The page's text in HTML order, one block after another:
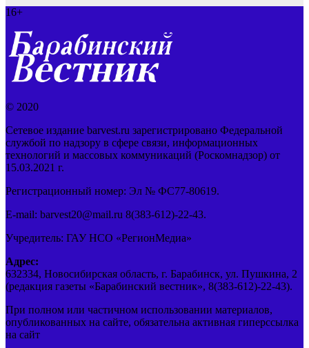
16+
© 2020
Сетевое издание barvest.ru зарегистрировано Федеральной
службой по надзору в сфере связи, информационных
технологий и массовых коммуникаций (Роскомнадзор) от
15.03.2021 г.
Регистрационный номер: Эл № ФС77-80619.
E-mail: barvest20@mail.ru 8(383-612)-22-43.
Учредитель: ГАУ НСО «РегионМедиа»
Адрес:
632334, Новосибирская область, г. Барабинск, ул. Пушкина, 2
(редакция газеты «Барабинский вестник», 8(383-612)-22-43).
При полном или частичном использовании материалов,
опубликованных на сайте, обязательна активная гиперссылка
на сайт